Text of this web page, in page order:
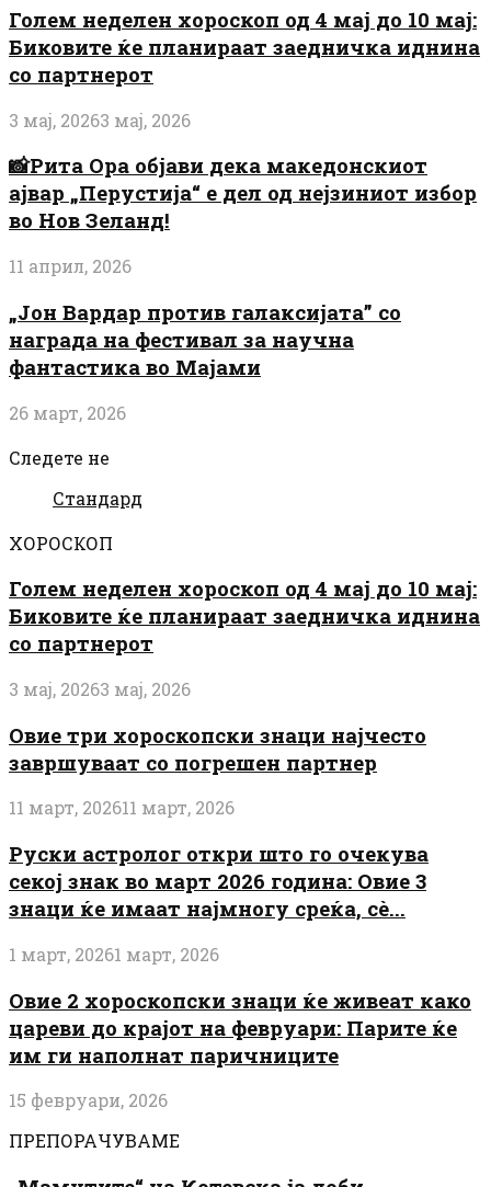
Голем неделен хороскоп од 4 мај до 10 мај:
Биковите ќе планираат заедничка иднина
со партнерот
3 мај, 20263 мај, 2026
📸Рита Ора објави дека македонскиот
ајвар „Перустија“ е дел од нејзиниот избор
во Нов Зеланд!
11 април, 2026
„Јон Вардар против галаксијата” со
награда на фестивал за научна
фантастика во Мајами
26 март, 2026
Следете не
Стандард
ХОРОСКОП
Голем неделен хороскоп од 4 мај до 10 мај:
Биковите ќе планираат заедничка иднина
со партнерот
3 мај, 20263 мај, 2026
Овие три хороскопски знаци најчесто
завршуваат со погрешен партнер
11 март, 202611 март, 2026
Руски астролог откри што го очекува
секој знак во март 2026 година: Овие 3
знаци ќе имаат најмногу среќа, сè...
1 март, 20261 март, 2026
Овие 2 хороскопски знаци ќе живеат како
цареви до крајот на февруари: Парите ќе
им ги наполнат паричниците
15 февруари, 2026
ПРЕПОРАЧУВАМЕ